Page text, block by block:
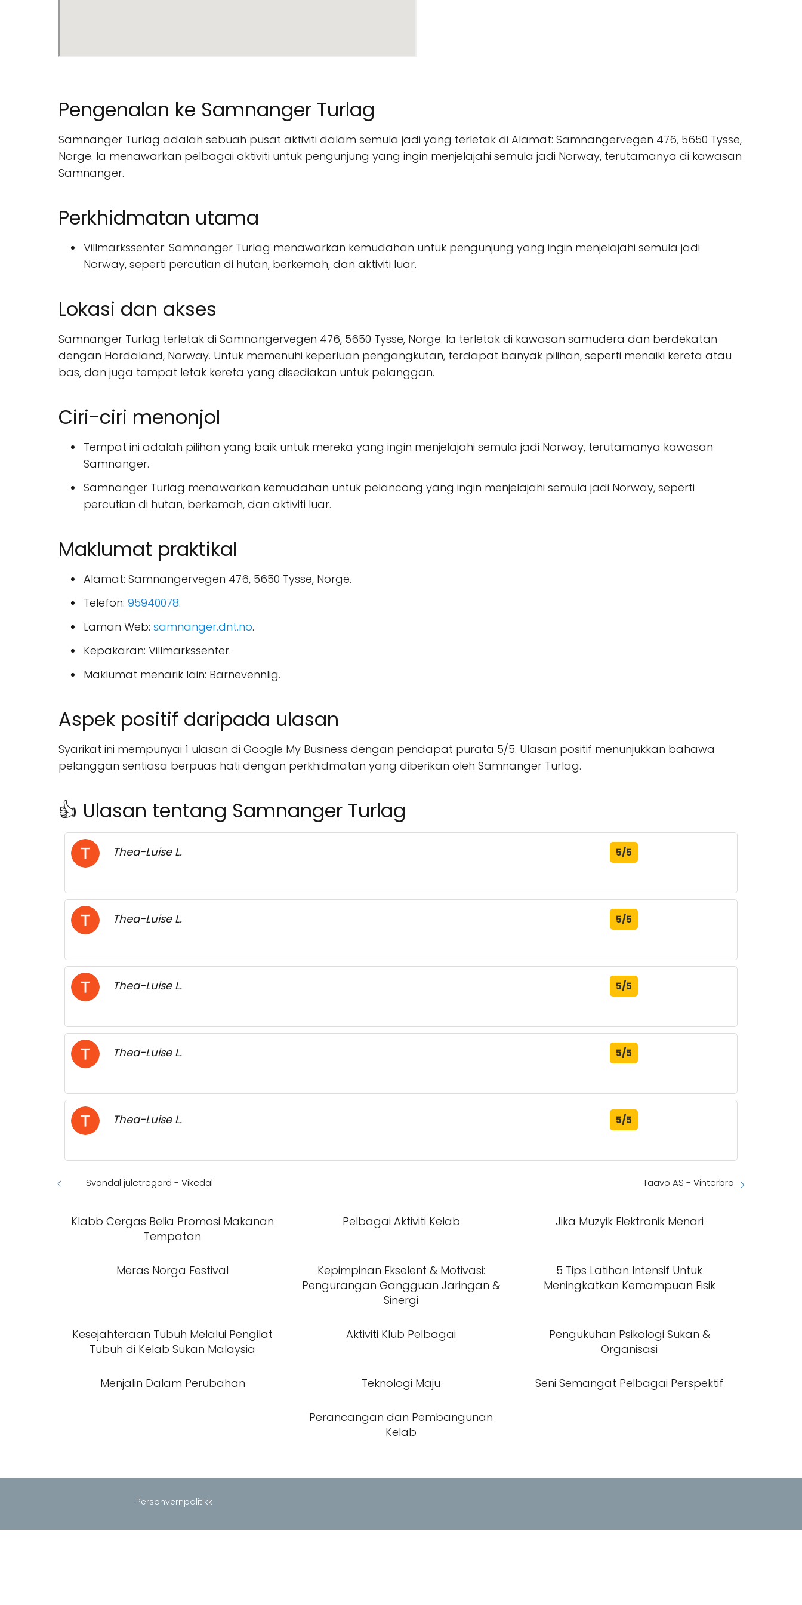
Pengenalan ke Samnanger Turlag
Samnanger Turlag adalah sebuah pusat aktiviti dalam semula jadi yang terletak di Alamat: Samnangervegen 476, 5650 Tysse,
Norge. Ia menawarkan pelbagai aktiviti untuk pengunjung yang ingin menjelajahi semula jadi Norway, terutamanya di kawasan
Samnanger.
Perkhidmatan utama
Villmarkssenter: Samnanger Turlag menawarkan kemudahan untuk pengunjung yang ingin menjelajahi semula jadi
Norway, seperti percutian di hutan, berkemah, dan aktiviti luar.
Lokasi dan akses
Samnanger Turlag terletak di Samnangervegen 476, 5650 Tysse, Norge. Ia terletak di kawasan samudera dan berdekatan
dengan Hordaland, Norway. Untuk memenuhi keperluan pengangkutan, terdapat banyak pilihan, seperti menaiki kereta atau
bas, dan juga tempat letak kereta yang disediakan untuk pelanggan.
Ciri-ciri menonjol
Tempat ini adalah pilihan yang baik untuk mereka yang ingin menjelajahi semula jadi Norway, terutamanya kawasan
Samnanger.
Samnanger Turlag menawarkan kemudahan untuk pelancong yang ingin menjelajahi semula jadi Norway, seperti
percutian di hutan, berkemah, dan aktiviti luar.
Maklumat praktikal
Alamat: Samnangervegen 476, 5650 Tysse, Norge.
Telefon: 95940078.
Laman Web: samnanger.dnt.no.
Kepakaran: Villmarkssenter.
Maklumat menarik lain: Barnevennlig.
Aspek positif daripada ulasan
Syarikat ini mempunyai 1 ulasan di Google My Business dengan pendapat purata 5/5. Ulasan positif menunjukkan bahawa
pelanggan sentiasa berpuas hati dengan perkhidmatan yang diberikan oleh Samnanger Turlag.
👍 Ulasan tentang Samnanger Turlag
Thea-Luise L. 5/5
Thea-Luise L. 5/5
Thea-Luise L. 5/5
Thea-Luise L. 5/5
Thea-Luise L. 5/5
Svandal juletregard - Vikedal Taavo AS - Vinterbro
Klabb Cergas Belia Promosi Makanan
Tempatan
Pelbagai Aktiviti Kelab Jika Muzyik Elektronik Menari
Meras Norga Festival
Kepimpinan Ekselent & Motivasi:
Pengurangan Gangguan Jaringan &
Sinergi
5 Tips Latihan Intensif Untuk
Meningkatkan Kemampuan Fisik
Kesejahteraan Tubuh Melalui Pengilat
Tubuh di Kelab Sukan Malaysia
Aktiviti Klub Pelbagai
Pengukuhan Psikologi Sukan &
Organisasi
Menjalin Dalam Perubahan Teknologi Maju Seni Semangat Pelbagai Perspektif
Perancangan dan Pembangunan
Kelab
Personvernpolitikk